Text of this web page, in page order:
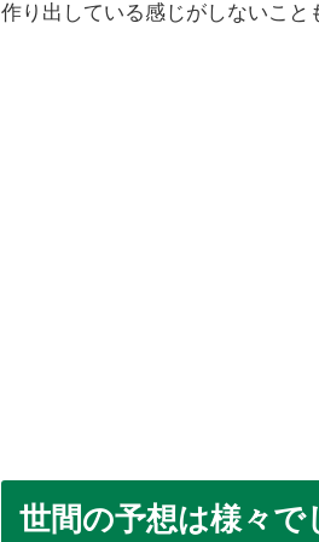
作り出している感じがしないこと
世間の予想は様々で